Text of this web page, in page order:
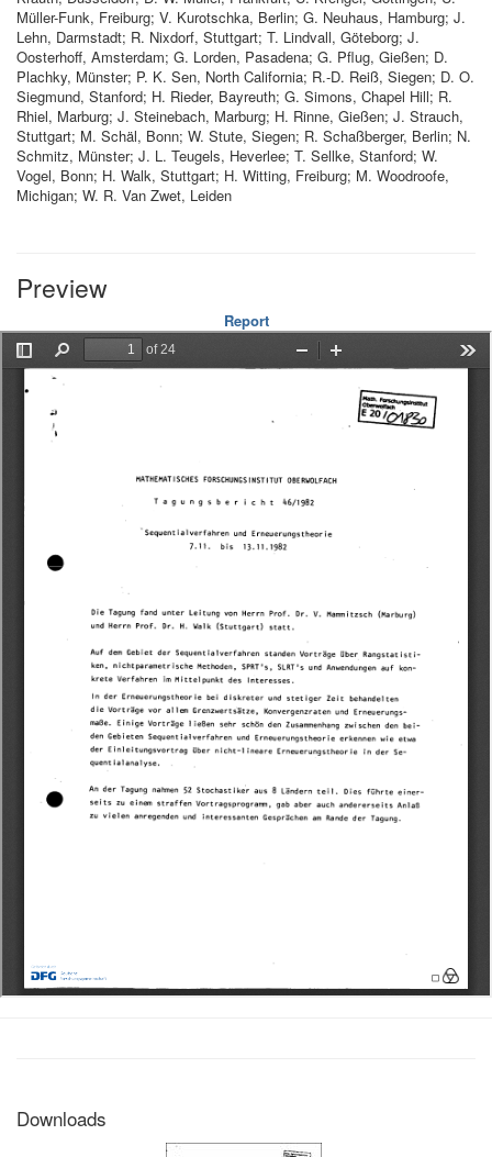
Müller-Funk, Freiburg; V. Kurotschka, Berlin; G. Neuhaus, Hamburg; J.
Lehn, Darmstadt; R. Nixdorf, Stuttgart; T. Lindvall, Göteborg; J.
Oosterhoff, Amsterdam; G. Lorden, Pasadena; G. Pflug, Gießen; D.
Plachky, Münster; P. K. Sen, North California; R.-D. Reiß, Siegen; D. O.
Siegmund, Stanford; H. Rieder, Bayreuth; G. Simons, Chapel Hill; R.
Rhiel, Marburg; J. Steinebach, Marburg; H. Rinne, Gießen; J. Strauch,
Stuttgart; M. Schäl, Bonn; W. Stute, Siegen; R. Schaßberger, Berlin; N.
Schmitz, Münster; J. L. Teugels, Heverlee; T. Sellke, Stanford; W.
Vogel, Bonn; H. Walk, Stuttgart; H. Witting, Freiburg; M. Woodroofe,
Michigan; W. R. Van Zwet, Leiden
Preview
Report
Downloads